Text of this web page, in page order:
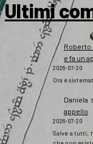
Ultimi
Roberto
e fa un
2026-07-20
Ora è
Daniela
appello
2026-07-20
Salve a tutti,
che non